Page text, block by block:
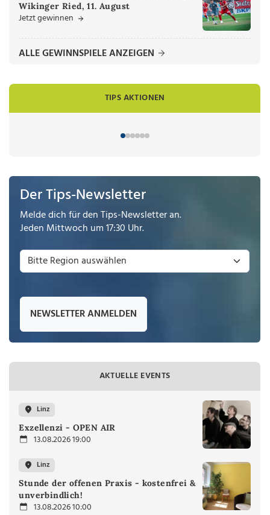
Wikinger Ried, 11. August
Jetzt gewinnen
ALLE GEWINNSPIELE ANZEIGEN
TIPS AKTIONEN
Der Tips-Newsletter
Melde dich für den Tips-Newsletter an.
Jeden Mittwoch um 17:30 Uhr.
NEWSLETTER ANMELDEN
AKTUELLE EVENTS
Linz
Exzellenzi - OPEN AIR
13.08.2026 19:00
Linz
Stunde der offenen Praxis - kostenfrei &
unverbindlich!
13.08.2026 10:00